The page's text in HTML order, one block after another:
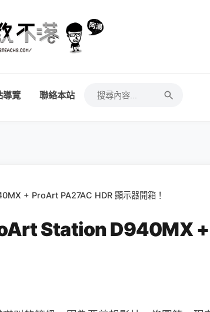
導覽 聯絡本站
+ ProArt PA27AC HDR 顯示器開箱！
Station D940MX